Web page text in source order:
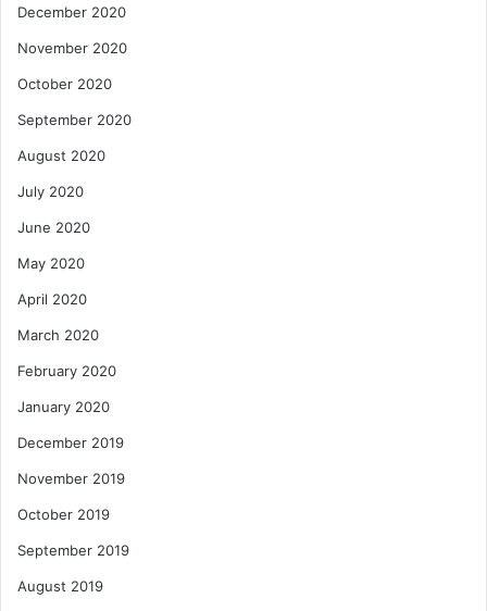
December 2020
November 2020
October 2020
September 2020
August 2020
July 2020
June 2020
May 2020
April 2020
March 2020
February 2020
January 2020
December 2019
November 2019
October 2019
September 2019
August 2019